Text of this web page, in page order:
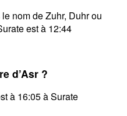
nom de Zuhr, Duhr ou
est à 12:44
d’Asr ?
à 16:05 à Surate